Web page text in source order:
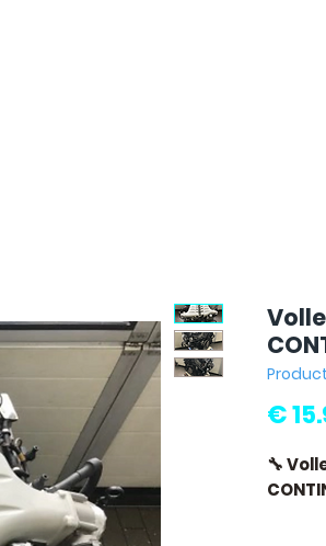
€
🔧